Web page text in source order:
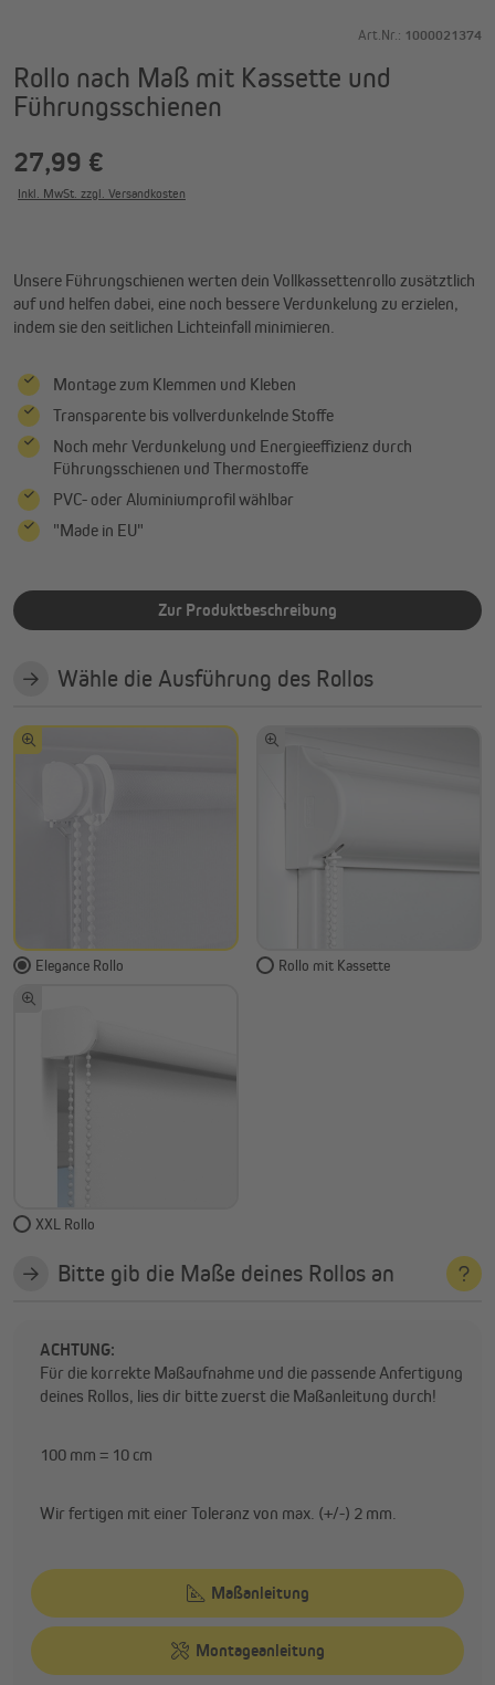
Art.Nr.: 1000021374
Rollo nach Maß mit Kassette und
Führungsschienen
27,99 €
Inkl. MwSt. zzgl. Versandkosten
Unsere Führungschienen werten dein Vollkassettenrollo zusätztlich
auf und helfen dabei, eine noch bessere Verdunkelung zu erzielen,
indem sie den seitlichen Lichteinfall minimieren.
Montage zum Klemmen und Kleben
Transparente bis vollverdunkelnde Stoffe
Noch mehr Verdunkelung und Energieeffizienz durch
Führungsschienen und Thermostoffe
PVC- oder Aluminiumprofil wählbar
"Made in EU"
Zur Produktbeschreibung
Wähle die Ausführung des Rollos
Elegance Rollo Rollo mit Kassette
XXL Rollo
Bitte gib die Maße deines Rollos an
ACHTUNG:
Für die korrekte Maßaufnahme und die passende Anfertigung
deines Rollos, lies dir bitte zuerst die Maßanleitung durch!
100 mm = 10 cm
Wir fertigen mit einer Toleranz von max. (+/-) 2 mm.
Maßanleitung
Montageanleitung